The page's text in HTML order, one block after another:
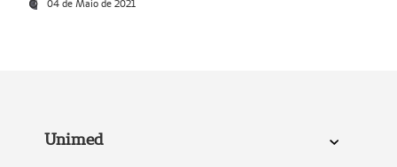
04 de Maio de 2021
Unimed